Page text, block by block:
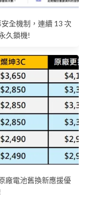
全機制，連續 13 次
久鎖機!
廠電池舊換新應援優